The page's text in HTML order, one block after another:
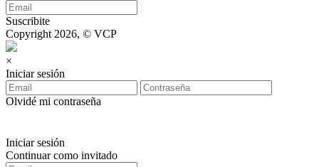
Suscribite
Copyright 2026, © VCP
×
Iniciar sesión
Olvidé mi contraseña
Iniciar sesión
Continuar como invitado